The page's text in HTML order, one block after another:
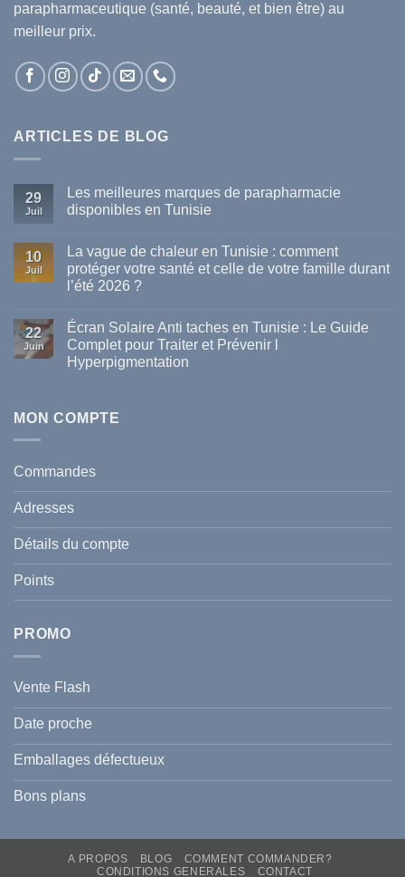
parapharmaceutique (santé, beauté, et bien être) au
meilleur prix.
ARTICLES DE BLOG
29
Juil
Les meilleures marques de parapharmacie
disponibles en Tunisie
sur
meilleures
marques
disponibles
en
Tunisie
10
Juil
La vague de chaleur en Tunisie : comment
protéger votre santé et celle de votre famille durant
l’été 2026 ?
sur
La
vague
de
comment
et
celle
de
votre
famille
durant
l’été
2026
?
22
Juin
Écran Solaire Anti taches en Tunisie : Le Guide
Complet pour Traiter et Prévenir l
Hyperpigmentation
Écran
Solaire
Tunisie
Guide
Traiter
Prévenir
MON COMPTE
Commandes
Adresses
Détails du compte
Points
PROMO
Vente Flash
Date proche
Emballages défectueux
Bons plans
A PROPOS BLOG
COMMENT COMMANDER?
CONDITIONS GENERALES
CONTACT